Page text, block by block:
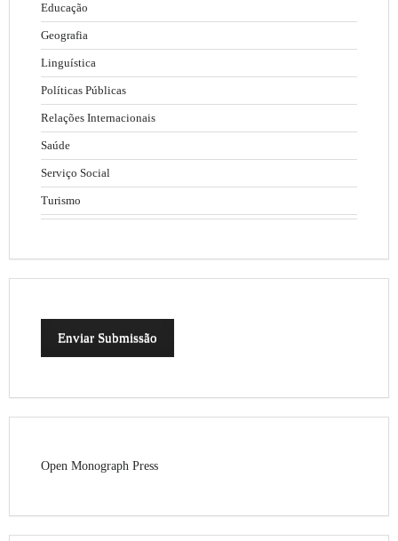
Educação
Geografia
Linguística
Políticas Públicas
Relações Internacionais
Saúde
Serviço Social
Turismo
Enviar Submissão
Open Monograph Press